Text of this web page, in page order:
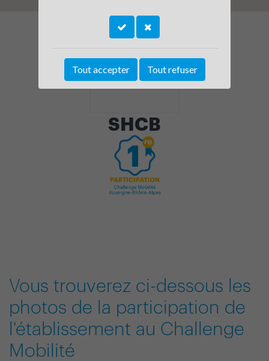
SHCB
Vous trouverez ci-dessous les
photos de la participation de
l'établissement au Challenge
Mobilité
Tout accepter Tout refuser